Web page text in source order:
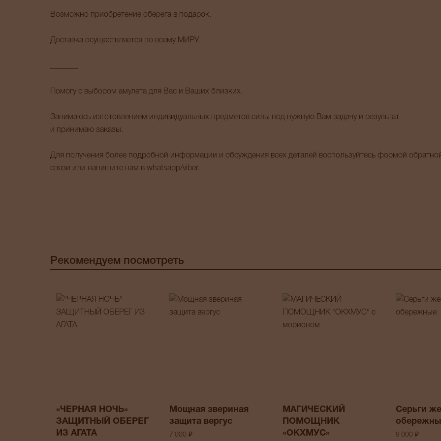
Возможно приобретение оберега в подарок.
Доставка осуществляется по всему МИРУ.
Помогу с выбором амулета для Вас и Ваших близких.
Занимаюсь изготовлением индивидуальных предметов силы под нужную Вам задачу и результат
и принимаю заказы.
Для получения более подробной информации и обсуждения всех деталей воспользуйтесь формой
связи или напишите нам в whatsapp/viber.
Рекомендуем посмотреть
«ЧЕРНАЯ НОЧЬ»
ЗАЩИТНЫЙ ОБЕРЕГ
ИЗ АГАТА
Мощная звериная
защита вергус
7 000 ₽
МАГИЧЕСКИЙ
ПОМОЩНИК
«ОКХМУС»
Серьги
9 000 ₽